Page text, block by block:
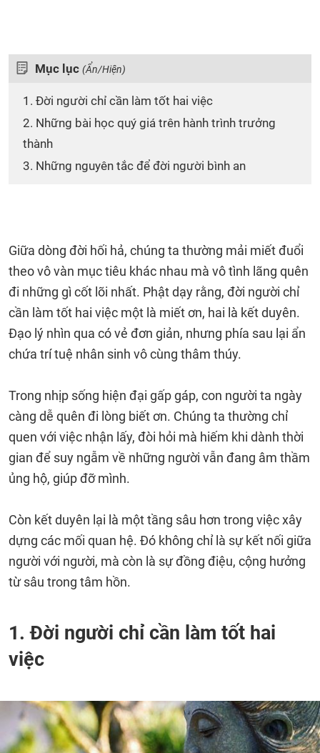
Mục lục (Ẩn/Hiện)
1. Đời người chỉ cần làm tốt hai việc
2. Những bài học quý giá trên hành trình trưởng
thành
3. Những nguyên tắc để đời người bình an
Giữa dòng đời hối hả, chúng ta thường mải miết đuổi
theo vô vàn mục tiêu khác nhau mà vô tình lãng quên
đi những gì cốt lõi nhất. Phật dạy rằng, đời người chỉ
cần làm tốt hai việc một là miết ơn, hai là kết duyên.
Đạo lý nhìn qua có vẻ đơn giản, nhưng phía sau lại ẩn
chứa trí tuệ nhân sinh vô cùng thâm thúy.
Trong nhịp sống hiện đại gấp gáp, con người ta ngày
càng dễ quên đi lòng biết ơn. Chúng ta thường chỉ
quen với việc nhận lấy, đòi hỏi mà hiếm khi dành thời
gian để suy ngẫm về những người vẫn đang âm thầm
ủng hộ, giúp đỡ mình.
Còn kết duyên lại là một tầng sâu hơn trong việc xây
dựng các mối quan hệ. Đó không chỉ là sự kết nối giữa
người với người, mà còn là sự đồng điệu, cộng hưởng
từ sâu trong tâm hồn.
1. Đời người chỉ cần làm tốt hai
việc